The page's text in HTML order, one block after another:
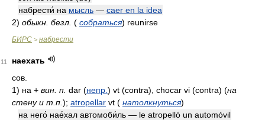
набрести́ на мысль — caer en la idea
2) обыкн. безл. ( собраться) reunirse
БИРС > набрести
11
наехать
сов.
1) на + вин. п. dar (непр. ) vt (contra), chocar vi (contra) (на
стену и т.п. ); atropellar vt ( натолкнуться)
на него́ нае́хал автомоби́ль — le atropelló un automóvil